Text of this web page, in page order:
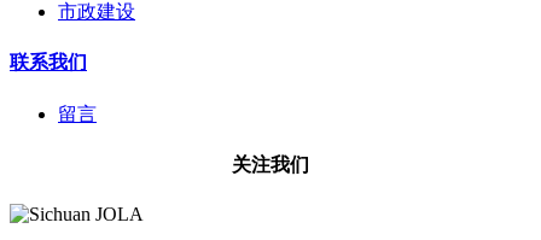
市政建设
联系我们
留言
关注我们